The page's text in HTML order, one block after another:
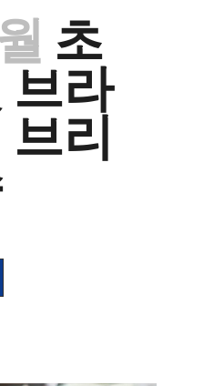
초
브라
리